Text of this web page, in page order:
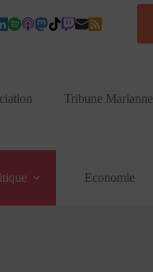
Tribune Marianne
Economie